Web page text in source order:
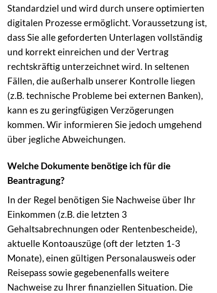
Standardziel und wird durch unsere optimierten
digitalen Prozesse ermöglicht. Voraussetzung ist,
dass Sie alle geforderten Unterlagen vollständig
und korrekt einreichen und der Vertrag
rechtskräftig unterzeichnet wird. In seltenen
Fällen, die außerhalb unserer Kontrolle liegen
(z.B. technische Probleme bei externen Banken),
kann es zu geringfügigen Verzögerungen
kommen. Wir informieren Sie jedoch umgehend
über jegliche Abweichungen.
Welche Dokumente benötige ich für die
Beantragung?
In der Regel benötigen Sie Nachweise über Ihr
Einkommen (z.B. die letzten 3
Gehaltsabrechnungen oder Rentenbescheide),
aktuelle Kontoauszüge (oft der letzten 1-3
Monate), einen gültigen Personalausweis oder
Reisepass sowie gegebenenfalls weitere
Nachweise zu Ihrer finanziellen Situation. Die